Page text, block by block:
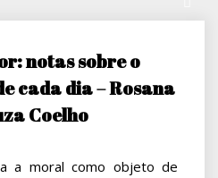
notas sobre o
cada dia – Rosana
Coelho
a moral como objeto de